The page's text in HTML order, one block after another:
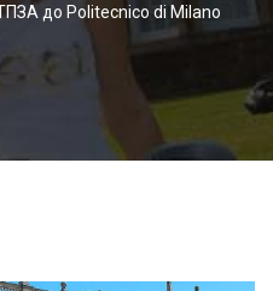
до Politecnico di Milano